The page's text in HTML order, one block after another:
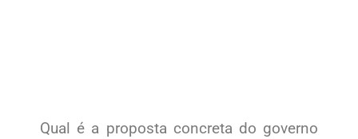
Qual é a proposta concreta do governo